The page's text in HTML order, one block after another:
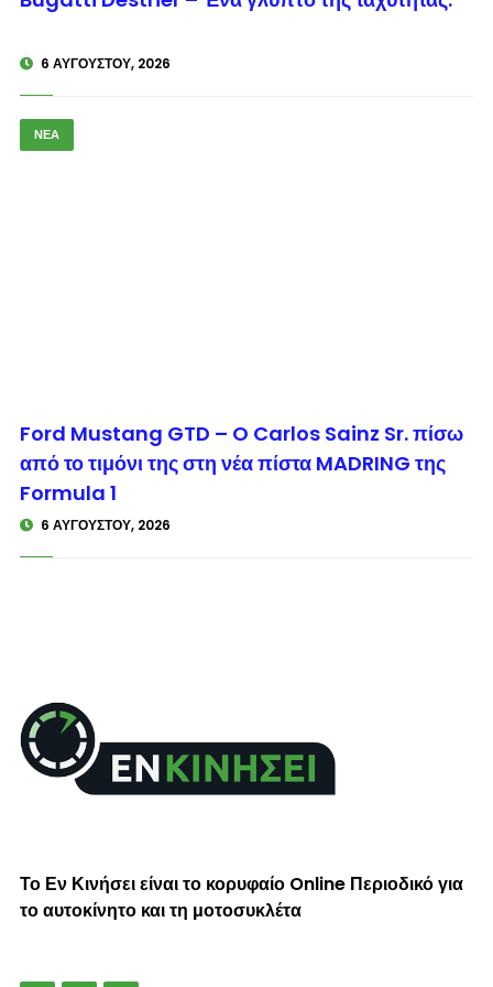
6 ΑΥΓΟΎΣΤΟΥ, 2026
ΝΕΑ
© enkinisi.gr
Ford Mustang GTD – O Carlos Sainz Sr. πίσω
από το τιμόνι της στη νέα πίστα MADRING της
Formula 1
6 ΑΥΓΟΎΣΤΟΥ, 2026
Το Εν Κινήσει είναι το κορυφαίο Online Περιοδικό για
το αυτοκίνητο και τη μοτοσυκλέτα